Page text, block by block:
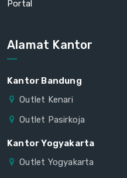
Portal
Alamat Kantor
Kantor Bandung
Outlet Kenari
Outlet Pasirkoja
Kantor Yogyakarta
Outlet Yogyakarta